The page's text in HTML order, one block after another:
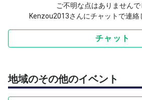
ご不明な点はありませんで
Kenzou2013さんにチャットで連絡
チャット
地域のその他のイベント